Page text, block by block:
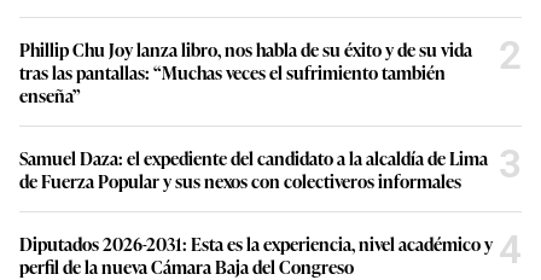
Phillip Chu Joy lanza libro, nos habla de su éxito y de su vida
tras las pantallas: “Muchas veces el sufrimiento también
enseña”
2
Samuel Daza: el expediente del candidato a la alcaldía de Lima
de Fuerza Popular y sus nexos con colectiveros informales
3
Diputados 2026-2031: Esta es la experiencia, nivel académico y
perfil de la nueva Cámara Baja del Congreso
4